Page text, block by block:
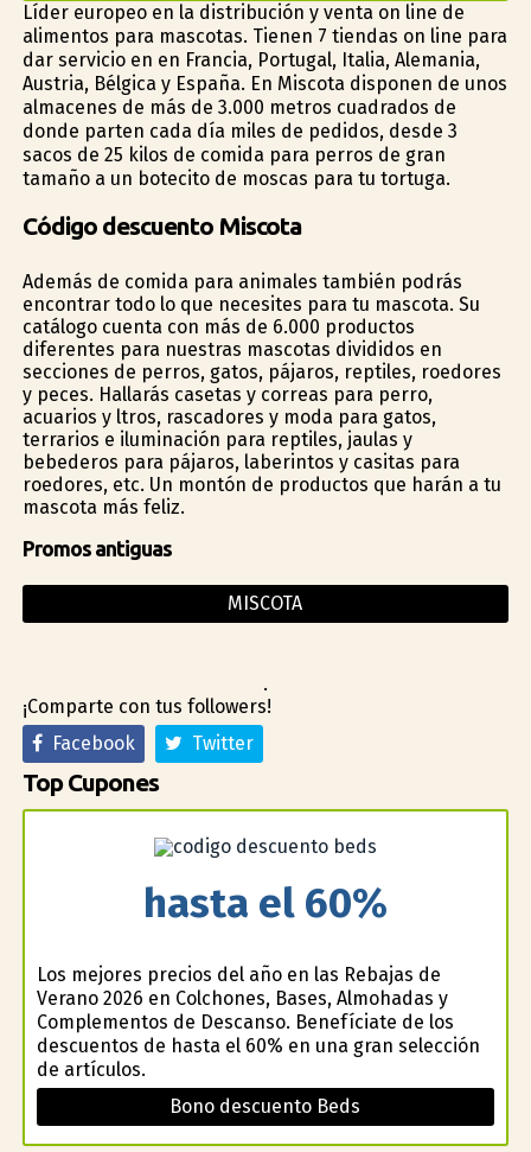
Líder europeo en la distribución y venta on line de
alimentos para mascotas. Tienen 7 tiendas on line para
dar servicio en en Francia, Portugal, Italia, Alemania,
Austria, Bélgica y España. En Miscota disponen de unos
almacenes de más de 3.000 metros cuadrados de
donde parten cada día miles de pedidos, desde 3
sacos de 25 kilos de comida para perros de gran
tamaño a un botecito de moscas para tu tortuga.
Código descuento Miscota
Además de comida para animales también podrás
encontrar todo lo que necesites para tu mascota. Su
catálogo cuenta con más de 6.000 productos
diferentes para nuestras mascotas divididos en
secciones de perros, gatos, pájaros, reptiles, roedores
y peces. Hallarás casetas y correas para perro,
acuarios y filtros, rascadores y moda para gatos,
terrarios e iluminación para reptiles, jaulas y
bebederos para pájaros, laberintos y casitas para
roedores, etc. Un montón de productos que harán a tu
mascota más feliz.
Promos antiguas
MISCOTA
.
¡Comparte con tus followers!
Facebook
Twitter
Top Cupones
hasta el 60%
Los mejores precios del año en las Rebajas de
Verano 2026 en Colchones, Bases, Almohadas y
Complementos de Descanso. Benefíciate de los
descuentos de hasta el 60% en una gran selección
de artículos.
Bono descuento Beds